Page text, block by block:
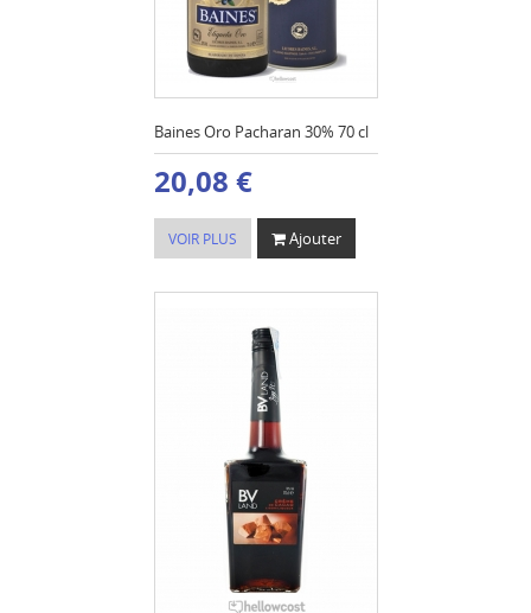
Baines Oro Pacharan 30% 70 cl
20,08 €
VOIR PLUS Ajouter